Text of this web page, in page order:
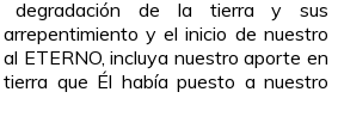
degradación de la tierra y sus
y el inicio de nuestro
ETERNO, incluya nuestro aporte en
que Él había puesto a nuestro